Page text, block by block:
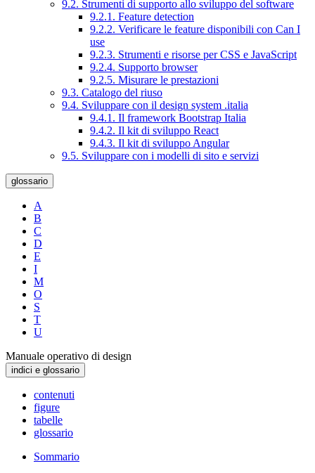
9.2. Strumenti di supporto allo sviluppo del software
9.2.1. Feature detection
9.2.2. Verificare le feature disponibili con Can I
use
9.2.3. Strumenti e risorse per CSS e JavaScript
9.2.4. Supporto browser
9.2.5. Misurare le prestazioni
9.3. Catalogo del riuso
9.4. Sviluppare con il design system .italia
9.4.1. Il framework Bootstrap Italia
9.4.2. Il kit di sviluppo React
9.4.3. Il kit di sviluppo Angular
9.5. Sviluppare con i modelli di sito e servizi
glossario
A
B
C
D
E
I
M
O
S
T
U
Manuale operativo di design
indici e glossario
contenuti
figure
tabelle
glossario
Sommario